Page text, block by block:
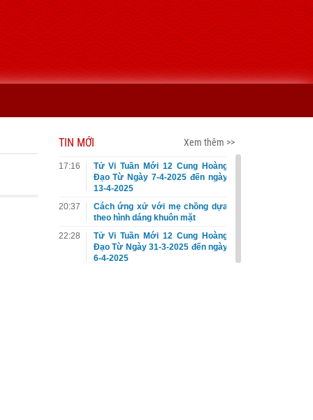
TIN MỚI Xem thêm >>
17:16
Tử Vi Tuần Mới 12 Cung Hoàng
Đạo Từ Ngày 7-4-2025 đến ngày
13-4-2025
20:37
Cách ứng xử với mẹ chồng dựa
theo hình dáng khuôn mặt
22:28
Tử Vi Tuần Mới 12 Cung Hoàng
Đạo Từ Ngày 31-3-2025 đến ngày
6-4-2025